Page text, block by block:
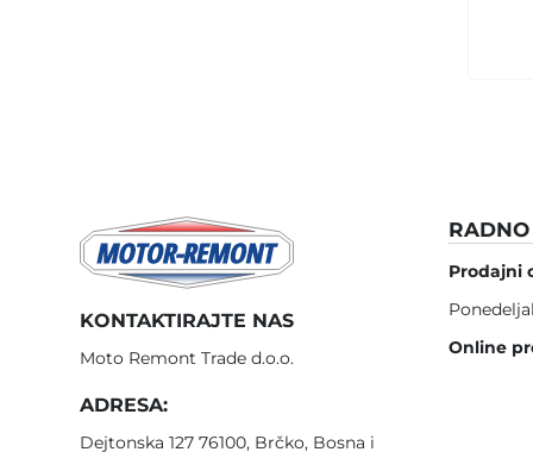
KONTAKTIRAJTE NAS
Moto Remont Trade d.o.o.
ADRESA:
Dejtonska 127 76100, Brčko, Bosna i
Prodajni
Online